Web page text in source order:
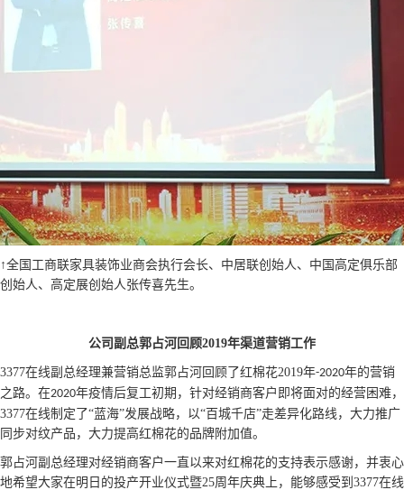
↑全国工商联家具装饰业商会执行会长、中居联创始人、中国高定俱乐部
创始人、高定展创始人张传喜先生。
公司副总郭占河回顾2019年渠道营销工作
3377在线副总经理兼营销总监郭占河回顾了红棉花2019年-2020年的营销
之路。在2020年疫情后复工初期，针对经销商客户即将面对的经营困难，
3377在线制定了“蓝海”发展战略，以“百城千店”走差异化路线，大力推广
同步对纹产品，大力提高红棉花的品牌附加值。
郭占河副总经理对经销商客户一直以来对红棉花的支持表示感谢，并衷心
地希望大家在明日的投产开业仪式暨25周年庆典上，能够感受到3377在线